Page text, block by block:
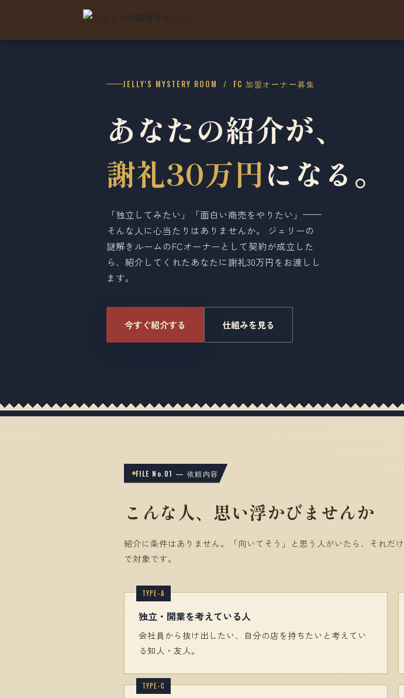
JELLY'S MYSTERY ROOM / FC 加盟オーナー募集
あなたの紹介が、
謝礼30万円になる。
「独立してみたい」「面白い商売をやりたい」——
そんな人に心当たりはありませんか。 ジェリーの
謎解きルームのFCオーナーとして契約が成立した
ら、紹介してくれたあなたに謝礼30万円をお渡しし
ます。
今すぐ紹介する 仕組みを見る
FILE No.01 — 依頼内容
こんな人、思い浮かびませんか
紹介に条件はありません。「向いてそう」と思う人がいたら、それだけ
で対象です。
独立・開業を考えている人
会社員から抜け出したい、自分の店を持ちたいと考えてい
る知人・友人。